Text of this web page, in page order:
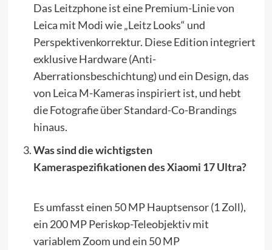
Das Leitzphone ist eine Premium-Linie von
Leica mit Modi wie „Leitz Looks“ und
Perspektivenkorrektur. Diese Edition integriert
exklusive Hardware (Anti-
Aberrationsbeschichtung) und ein Design, das
von Leica M-Kameras inspiriert ist, und hebt
die Fotografie über Standard-Co-Brandings
hinaus.
Was sind die wichtigsten
Kameraspezifikationen des Xiaomi 17 Ultra?
Es umfasst einen 50 MP Hauptsensor (1 Zoll),
ein 200 MP Periskop-Teleobjektiv mit
variablem Zoom und ein 50 MP